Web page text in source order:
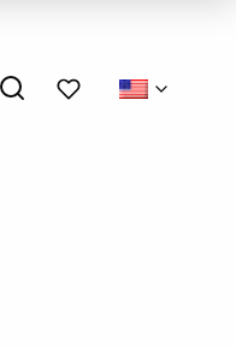
My wishlists